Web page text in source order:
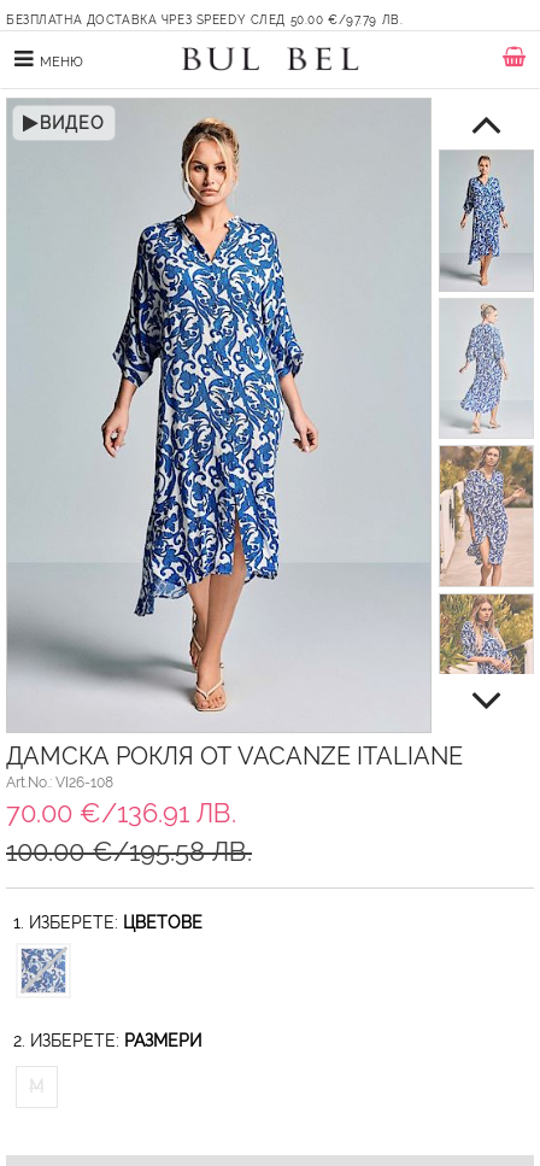
БЕЗПЛАТНА ДОСТАВКА ЧРЕЗ SPEEDY СЛЕД 50.00 €/97.79 ЛВ.
МЕНЮ
ВИДЕО
ДАМСКА РОКЛЯ ОТ VACANZE ITALIANE
Art.No.: VI26-108
70.00 €/136.91 ЛВ.
100.00 €/195.58 ЛВ.
1. ИЗБЕРЕТЕ: ЦВЕТОВЕ
2. ИЗБЕРЕТЕ: РАЗМЕРИ
M